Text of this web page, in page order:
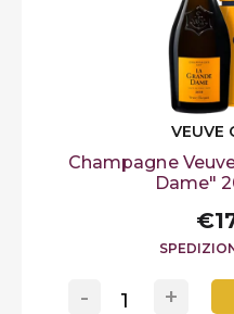
VEUVE
Champagne
Dame"
+
-